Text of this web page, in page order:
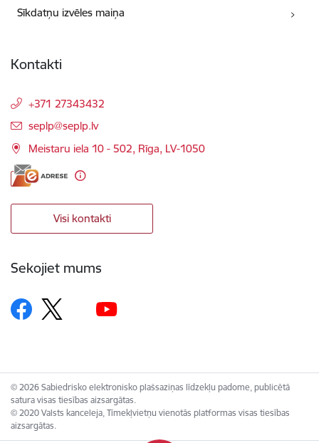
Sīkdatņu izvēles maiņa
Kontakti
+371 27343432
E-pasts:
seplp@seplp.lv
Meistaru iela 10 - 502, Rīga, LV-1050
Visi kontakti
Sekojiet mums
© 2026 Sabiedrisko elektronisko plašsaziņas līdzekļu padome, publicētā
satura visas tiesības aizsargātas.
© 2020 Valsts kanceleja, Tīmekļvietņu vienotās platformas visas tiesības
aizsargātas.